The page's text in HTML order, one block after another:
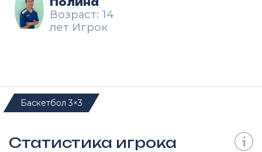
Полина
Возраст: 14
лет Игрок
Баскетбол 3×3
Статистика игрока